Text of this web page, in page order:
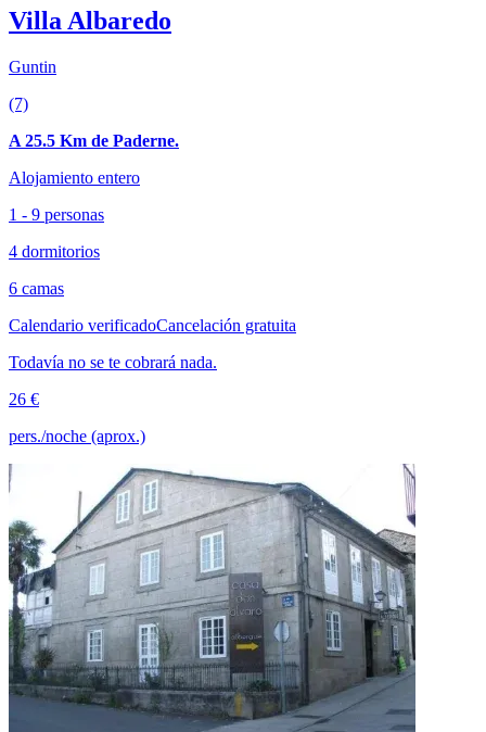
Villa Albaredo
Guntin
(7)
A 25.5 Km de Paderne.
Alojamiento entero
1 - 9 personas
4 dormitorios
6 camas
Calendario verificadoCancelación gratuita
Todavía no se te cobrará nada.
26 €
pers./noche (aprox.)